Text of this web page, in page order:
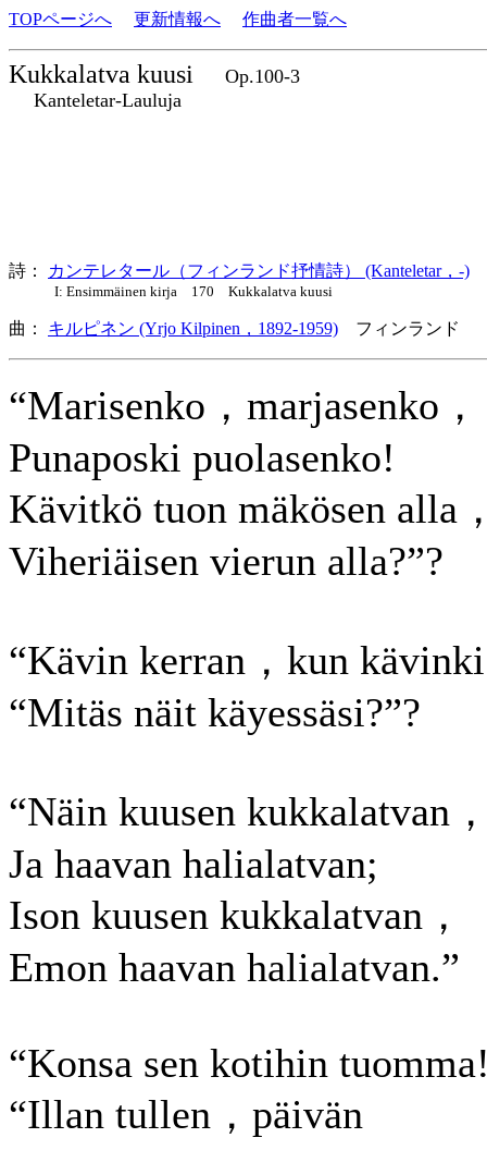
TOPページへ 更新情報へ 作曲者一覧へ
Kukkalatva kuusi
Op.100-3
Kanteletar-Lauluja
詩： カンテレタール（フィンランド抒情詩） (Kanteletar，-)
I: Ensimmäinen kirja 170 Kukkalatva kuusi
曲： キルピネン (Yrjo Kilpinen，1892-1959) フィンランド
“Marisenko，marjasenko，
Punaposki puolasenko!
Kävitkö tuon mäkösen alla
Viheriäisen vierun alla?”?
“Kävin kerran，kun
“Mitäs näit käyessäsi?”?
“Näin kuusen kukkalatvan
Ja haavan halialatvan;
Ison kuusen kukkalatvan，
Emon haavan halialatvan.”
“Konsa sen kotihin
“Illan tullen，päivän